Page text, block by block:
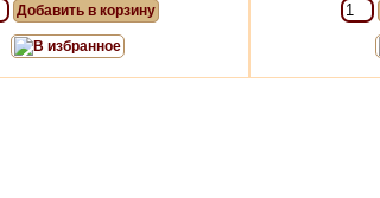
Добавить в корзину
В избранное